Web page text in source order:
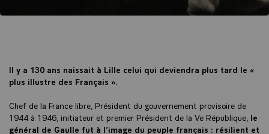
Il y a 130 ans naissait à Lille celui qui deviendra plus tard le «
plus illustre des Français ».
Chef de la France libre, Président du gouvernement provisoire de
1944 à 1946, initiateur et premier Président de la Ve République, le
général de Gaulle fut à l’image du peuple français : résilient et